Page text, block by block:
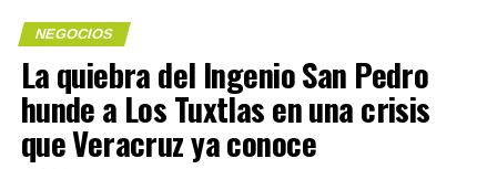
anual tuvo un avance de 0.2 por ciento.
Con información de EFE
Me gusta esto:
COMPARTE ESTA INFORMACIÓN
NEGOCIOS
La quiebra del Ingenio San Pedro
hunde a Los Tuxtlas en una crisis
que Veracruz ya conoce